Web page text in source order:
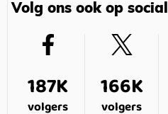
Volg ons ook op social
187K
volgers
166K
volgers